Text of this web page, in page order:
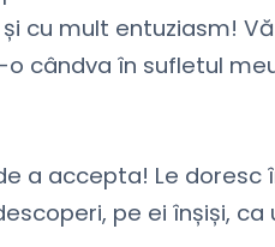
cu mult entuziasm!
cândva în sufletul
a accepta! Le doresc
pe ei înșiși,